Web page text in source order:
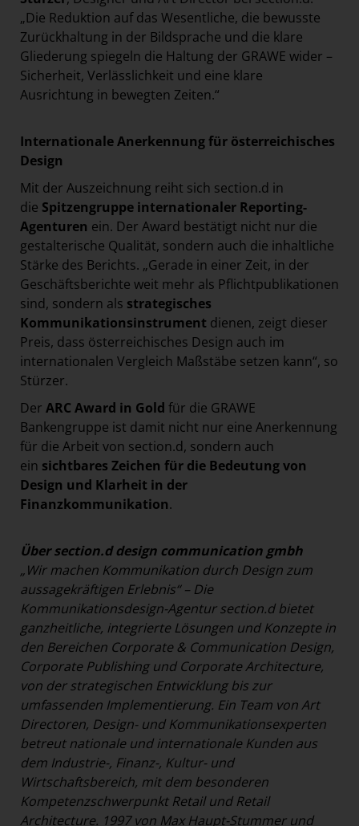
„Die Reduktion auf das Wesentliche, die bewusste
Zurückhaltung in der Bildsprache und die klare
Gliederung spiegeln die Haltung der GRAWE wider –
Sicherheit, Verlässlichkeit und eine klare
Ausrichtung in bewegten Zeiten.“
Internationale Anerkennung für österreichisches
Design
Mit der Auszeichnung reiht sich section.d in
die Spitzengruppe internationaler Reporting-
Agenturen ein. Der Award bestätigt nicht nur die
gestalterische Qualität, sondern auch die inhaltliche
Stärke des Berichts. „Gerade in einer Zeit, in der
Geschäftsberichte weit mehr als Pflichtpublikationen
sind, sondern als strategisches
Kommunikationsinstrument dienen, zeigt dieser
Preis, dass österreichisches Design auch im
internationalen Vergleich Maßstäbe setzen kann“, so
Stürzer.
Der ARC Award in Gold für die GRAWE
Bankengruppe ist damit nicht nur eine Anerkennung
für die Arbeit von section.d, sondern auch
ein sichtbares Zeichen für die Bedeutung von
Design und Klarheit in der
Finanzkommunikation.
Über section.d design communication gmbh
„Wir machen Kommunikation durch Design zum
aussagekräftigen Erlebnis“ – Die
Kommunikationsdesign-Agentur section.d bietet
ganzheitliche, integrierte Lösungen und Konzepte in
den Bereichen Corporate & Communication Design,
Corporate Publishing und Corporate Architecture,
von der strategischen Entwicklung bis zur
umfassenden Implementierung. Ein Team von Art
Directoren, Design- und Kommunikationsexperten
betreut nationale und internationale Kunden aus
dem Industrie-, Finanz-, Kultur- und
Wirtschaftsbereich, mit dem besonderen
Kompetenzschwerpunkt Retail und Retail
Architecture. 1997 von Max Haupt-Stummer und